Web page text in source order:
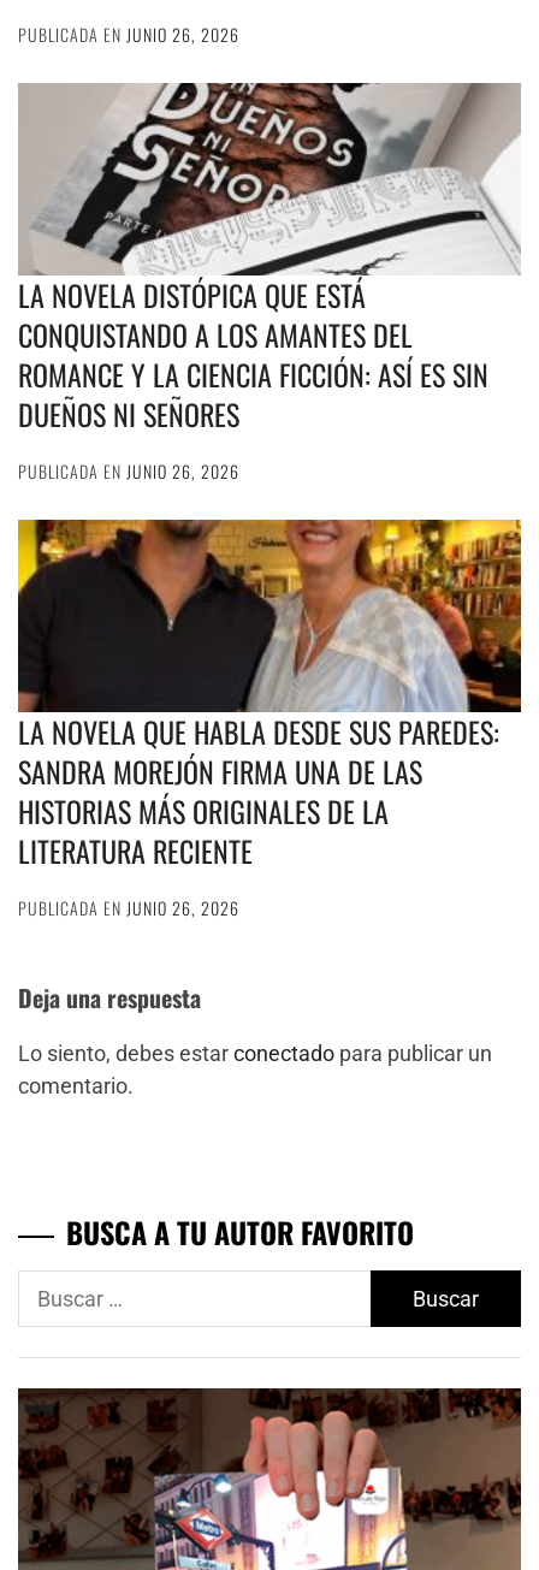
PUBLICADA EN JUNIO 26, 2026
LA NOVELA DISTÓPICA QUE ESTÁ
CONQUISTANDO A LOS AMANTES DEL
ROMANCE Y LA CIENCIA FICCIÓN: ASÍ ES SIN
DUEÑOS NI SEÑORES
PUBLICADA EN JUNIO 26, 2026
LA NOVELA QUE HABLA DESDE SUS PAREDES:
SANDRA MOREJÓN FIRMA UNA DE LAS
HISTORIAS MÁS ORIGINALES DE LA
LITERATURA RECIENTE
PUBLICADA EN JUNIO 26, 2026
Deja una respuesta
Lo siento, debes estarconectado para publicar un
comentario.
BUSCA A TU AUTOR FAVORITO
Buscar: